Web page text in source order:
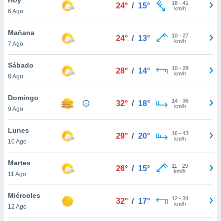
en
más
nuestra
de
cookies
aceptar
6 Ago
24° / 15° 18- 41
km/h
Mañana
7 Ago
24° / 13° 10- 27
km/h
Sábado
8 Ago
28° / 14° 10- 28
km/h
Domingo
9 Ago
32° / 18° 14- 36
km/h
Lunes
10 Ago
29° / 20° 16- 43
km/h
Martes
11 Ago
26° / 15° 11 - 29
km/h
Miércoles
12 Ago
32° / 17° 12- 34
km/h